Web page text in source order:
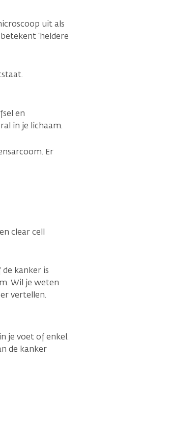
uit als
‘heldere
en
in je lichaam.
Er
clear cell
kanker is
Wil je weten
vertellen.
je voet of enkel.
de kanker